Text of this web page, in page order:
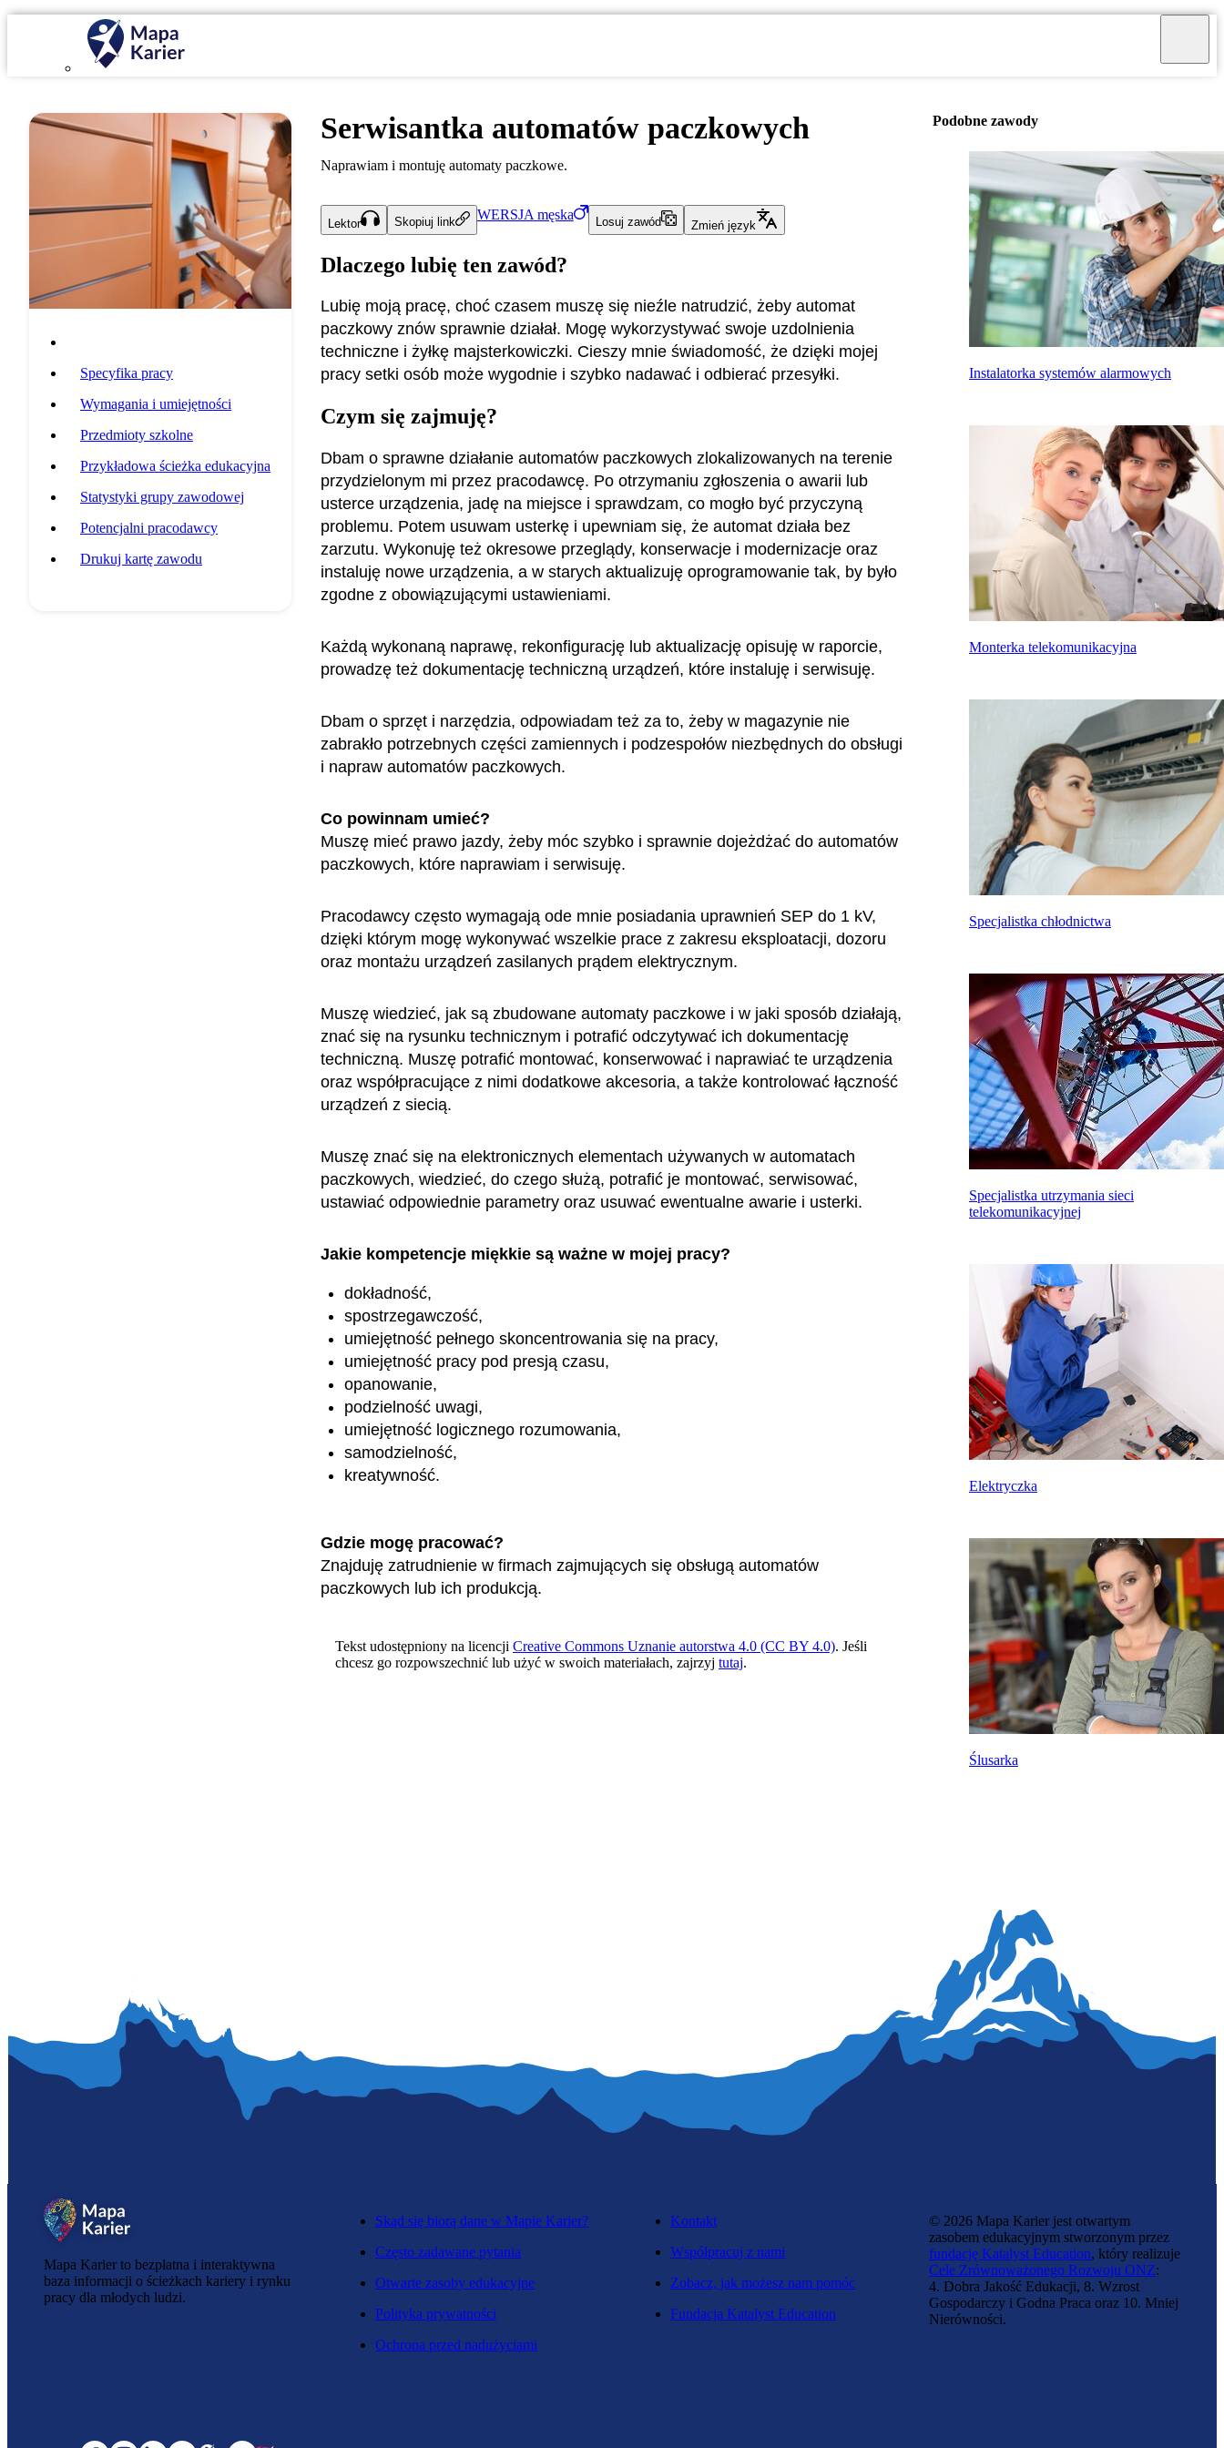
Specyfika pracy
Wymagania i umiejętności
Przedmioty szkolne
Przykładowa ścieżka edukacyjna
Statystyki grupy zawodowej
Potencjalni pracodawcy
Drukuj kartę zawodu
Serwisantka automatów paczkowych
Naprawiam i montuję automaty paczkowe.
Lektor Skopiuj link WERSJA męska
Losuj zawód Zmień język
Dlaczego lubię ten zawód?
Lubię moją pracę, choć czasem muszę się nieźle natrudzić, żeby automat
paczkowy znów sprawnie działał. Mogę wykorzystywać swoje uzdolnienia
techniczne i żyłkę majsterkowiczki. Cieszy mnie świadomość, że dzięki mojej
pracy setki osób może wygodnie i szybko nadawać i odbierać przesyłki.
Czym się zajmuję?
Dbam o sprawne działanie automatów paczkowych zlokalizowanych na terenie
przydzielonym mi przez pracodawcę. Po otrzymaniu zgłoszenia o awarii lub
usterce urządzenia, jadę na miejsce i sprawdzam, co mogło być przyczyną
problemu. Potem usuwam usterkę i upewniam się, że automat działa bez
zarzutu. Wykonuję też okresowe przeglądy, konserwacje i modernizacje oraz
instaluję nowe urządzenia, a w starych aktualizuję oprogramowanie tak, by było
zgodne z obowiązującymi ustawieniami.
Każdą wykonaną naprawę, rekonfigurację lub aktualizację opisuję w raporcie,
prowadzę też dokumentację techniczną urządzeń, które instaluję i serwisuję.
Dbam o sprzęt i narzędzia, odpowiadam też za to, żeby w magazynie nie
zabrakło potrzebnych części zamiennych i podzespołów niezbędnych do obsługi
i napraw automatów paczkowych.
Co powinnam umieć?
Muszę mieć prawo jazdy, żeby móc szybko i sprawnie dojeżdżać do automatów
paczkowych, które naprawiam i serwisuję.
Pracodawcy często wymagają ode mnie posiadania uprawnień SEP do 1 kV,
dzięki którym mogę wykonywać wszelkie prace z zakresu eksploatacji, dozoru
oraz montażu urządzeń zasilanych prądem elektrycznym.
Muszę wiedzieć, jak są zbudowane automaty paczkowe i w jaki sposób działają,
znać się na rysunku technicznym i potrafić odczytywać ich dokumentację
techniczną. Muszę potrafić montować, konserwować i naprawiać te urządzenia
oraz współpracujące z nimi dodatkowe akcesoria, a także kontrolować łączność
urządzeń z siecią.
Muszę znać się na elektronicznych elementach używanych w automatach
paczkowych, wiedzieć, do czego służą, potrafić je montować, serwisować,
ustawiać odpowiednie parametry oraz usuwać ewentualne awarie i usterki.
Jakie kompetencje miękkie są ważne w mojej pracy?
dokładność,
spostrzegawczość,
umiejętność pełnego skoncentrowania się na pracy,
umiejętność pracy pod presją czasu,
opanowanie,
podzielność uwagi,
umiejętność logicznego rozumowania,
samodzielność,
kreatywność.
Gdzie mogę pracować?
Znajduję zatrudnienie w firmach zajmujących się obsługą automatów
paczkowych lub ich produkcją.
Tekst udostępniony na licencji Creative Commons Uznanie autorstwa 4.0 (CC BY 4.0). Jeśli
chcesz go rozpowszechnić lub użyć w swoich materiałach, zajrzyj tutaj.
Podobne zawody
Instalatorka systemów alarmowych
Monterka telekomunikacyjna
Specjalistka chłodnictwa
Specjalistka utrzymania sieci
telekomunikacyjnej
Elektryczka
Ślusarka
Mapa Karier to bezpłatna i interaktywna
baza informacji o ścieżkach kariery i rynku
pracy dla młodych ludzi.
Skąd się biorą dane w Mapie Karier?
Często zadawane pytania
Otwarte zasoby edukacyjne
Polityka prywatności
Ochrona przed nadużyciami
Kontakt
Współpracuj z nami
Zobacz, jak możesz nam pomóc
Fundacja Katalyst Education
© 2026 Mapa Karier jest otwartym
zasobem edukacyjnym stworzonym przez
fundację Katalyst Education, który realizuje
Cele Zrównoważonego Rozwoju ONZ:
4. Dobra Jakość Edukacji, 8. Wzrost
Gospodarczy i Godna Praca oraz 10. Mniej
Nierówności.